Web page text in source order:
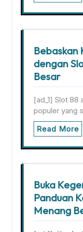
Bebaskan
dengan
Besar
[ad_1] Slot 88
populer yang
Read More
Buka
Panduan
Menang